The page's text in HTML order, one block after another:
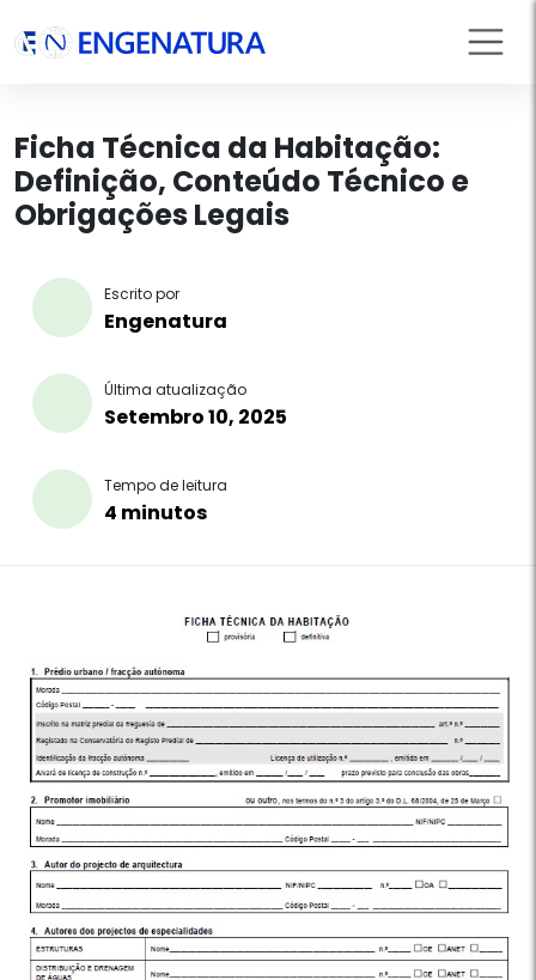
Ficha Técnica da Habitação:
Definição, Conteúdo Técnico e
Obrigações Legais
Escrito por
Engenatura
Última atualização
Setembro 10, 2025
Tempo de leitura
4 minutos